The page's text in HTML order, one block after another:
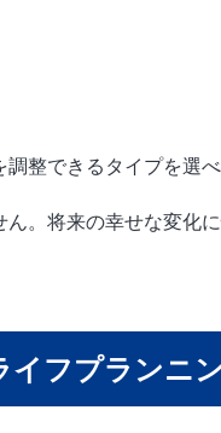
整できるタイプを選
。将来の幸せな変化
フプランニ